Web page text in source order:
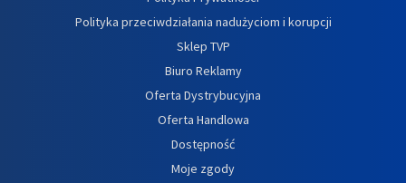
Polityka przeciwdziałania nadużyciom i korupcji
Sklep TVP
Biuro Reklamy
Oferta Dystrybucyjna
Oferta Handlowa
Dostępność
Moje zgody